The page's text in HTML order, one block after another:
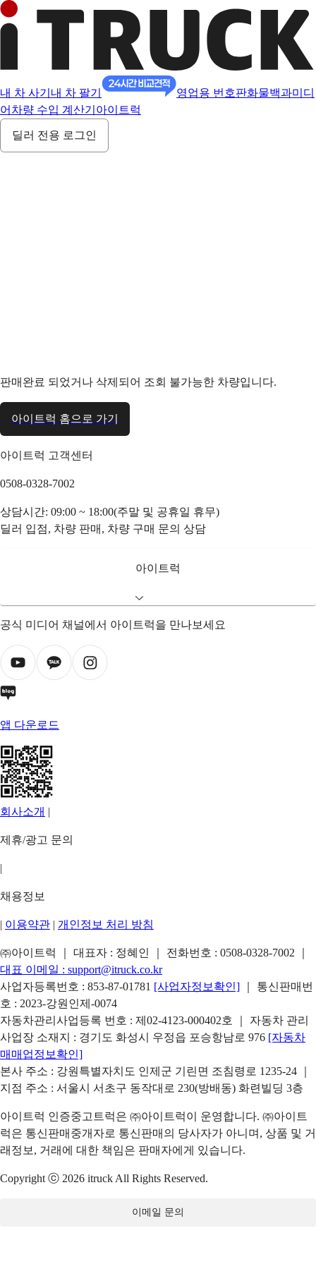
내 차 사기 내 차 팔기 영업용 번호판화물백과미디
어 차량 수입 계산기 아이트럭
딜러 전용 로그인
판매완료 되었거나 삭제되어 조회 불가능한 차량입니다.
아이트럭 홈으로 가기
아이트럭 고객센터
0508-0328-7002
상담시간: 09:00 ~ 18:00(주말 및 공휴일 휴무)
딜러 입점, 차량 판매, 차량 구매 문의 상담
아이트럭
공식 미디어 채널에서 아이트럭을 만나보세요
앱 다운로드
회사소개 |
제휴/광고 문의
|
채용정보
| 이용약관 | 개인정보 처리 방침
㈜아이트럭 ｜ 대표자 : 정혜인 ｜ 전화번호 : 0508-0328-7002
대표 이메일 : support@itruck.co.kr
사업자등록번호 : 853-87-01781 [사업자정보확인]
｜ 통신판매번
호 : 2023-강원인제-0074
자동차관리사업등록 번호 : 제02-4123-000402호 ｜ 자동차 관리
사업장 소재지 : 경기도 화성시 우정읍 포승항남로 976 [자동차
매매업정보확인]
본사 주소 : 강원특별자치도 인제군 기린면 조침령로 1235-24 ｜
지점 주소 : 서울시 서초구 동작대로 230(방배동) 화련빌딩 3층
아이트럭 인증중고트럭은 ㈜아이트럭이 운영합니다. ㈜아이트
럭은 통신판매중개자로 통신판매의 당사자가 아니며, 상품 및 거
래정보, 거래에 대한 책임은 판매자에게 있습니다.
Copyright ⓒ 2026 itruck All Rights Reserved.
이메일 문의